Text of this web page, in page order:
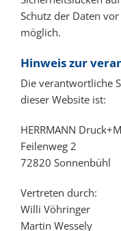
Schutz der Daten
möglich.
Hinweis zur
Die verantwortliche
dieser Website ist:
HERRMANN
Feilenweg 2
72820 Sonnenbühl
Vertreten durch:
Willi Vöhringer
Martin Wessely